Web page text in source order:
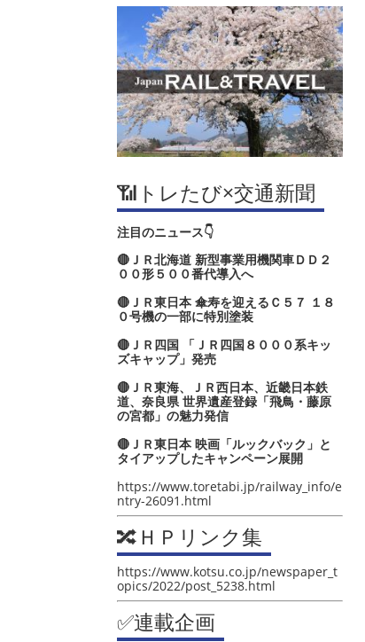
📶トレたび×交通新聞
注目のニュース👇
🔴ＪＲ北海道 新型事業用機関車ＤＤ２
００形５００番代導入へ
🔴ＪＲ東日本 傘寿を迎えるＣ５７ １８
０号機の一部に特別塗装
🔴ＪＲ四国 「ＪＲ四国８０００系キッ
ズキャップ」発売
🔴ＪＲ東海、ＪＲ西日本、近畿日本鉄
道、奈良県 世界遺産登録「飛鳥・藤原
の宮都」の魅力発信
🔴ＪＲ東日本 映画「ルックバック」と
タイアップしたキャンペーン展開
https://www.toretabi.jp/railway_info/e
ntry-26091.html
🔀ＨＰリンク集
https://www.kotsu.co.jp/newspaper_t
opics/2022/post_5238.html
✅連載企画